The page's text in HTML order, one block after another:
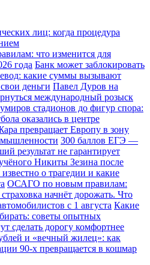
лиц: когда процедура
что изменится для
года Банк может заблокировать
какие суммы вызывают
деньги Павел Дуров на
международный розыск
стадионов до фигур спора:
оказались в центре
превращает Европу в зону
300 баллов ЕГЭ —
результат не гарантирует
Никиты Зезина после
о трагедии и какие
ОСАГО по новым правилам:
начнёт дорожать. Что
с 1 августа Какие
советы опытных
сделать дорогу комфортнее
и «вечный жилец»: как
90-х превращается в кошмар